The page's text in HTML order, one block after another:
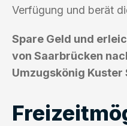
Verfügung und berät
Spare Geld und
von Saarbrücken
Umzugskönig Kuster